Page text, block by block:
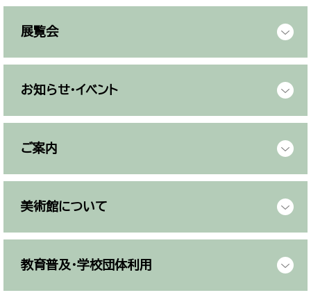
展覧会
お知らせ・イベント
ご案内
美術館について
教育普及・学校団体利用